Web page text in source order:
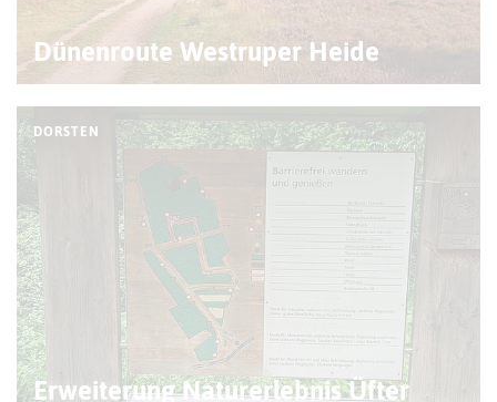
Dünenroute Westruper Heide
DORSTEN
Erweiterung Naturerlebnis Üfter